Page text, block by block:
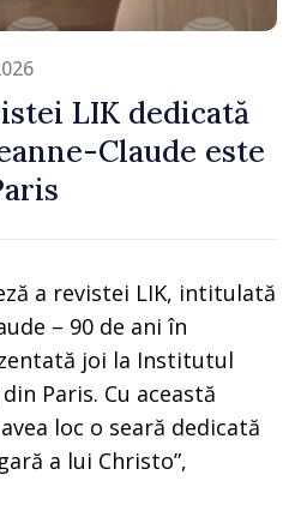
LIK dedicată
Claude este
a revistei LIK, intitulată
– 90 de ani în
joi la Institutul
Paris. Cu această
loc o seară dedicată
a lui Christo”,